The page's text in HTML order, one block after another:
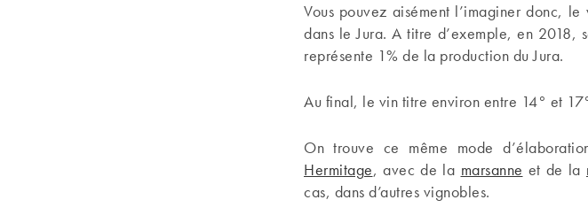
Vous pouvez aisément l’imaginer donc,
dans le Jura. A titre d’exemple, en 2018,
représente 1% de la production du Jura.
Au final, le vin titre environ entre 14° et
On trouve ce même mode
Hermitage, avec de la marsanne et de la
cas, dans d’autres vignobles.